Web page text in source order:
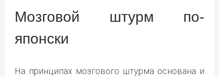
Мозговой штурм по-
японски
На принципах мозгового штурма основана и